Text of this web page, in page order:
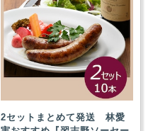
2セットまとめて発送 林愛